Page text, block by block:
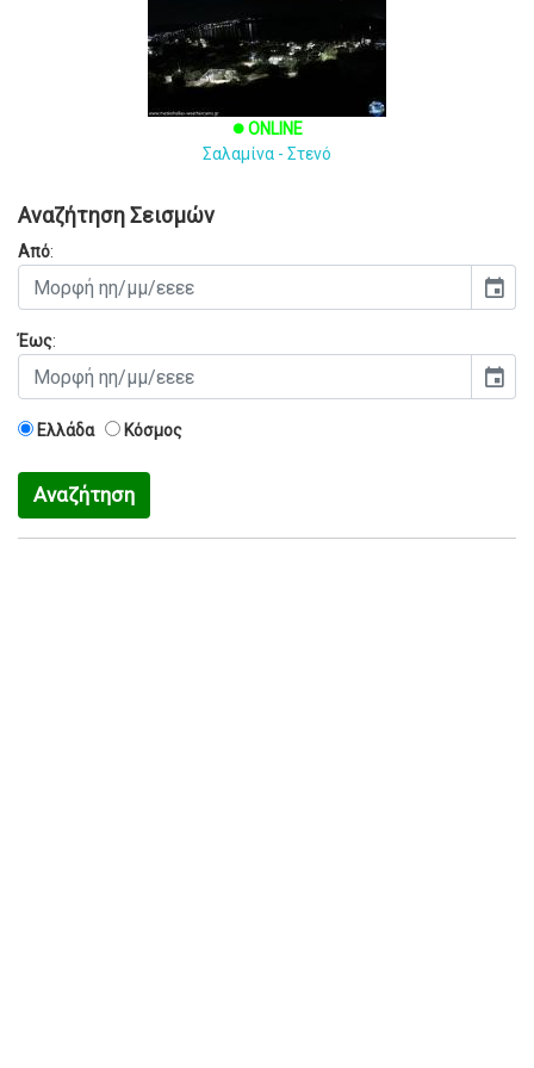
brightness_1 ONLINE
Σαλαμίνα - Στενό
Αναζήτηση Σεισμών
Από:
event
Έως:
event
Ελλάδα Κόσμος
Αναζήτηση